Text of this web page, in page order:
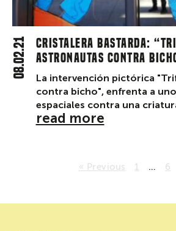
Cristalera Bastarda:
astronautas contra
08.02.21
La intervención pictórica
contra bicho", enfrenta a
espaciales contra una
read more
« Previous 1 … 6